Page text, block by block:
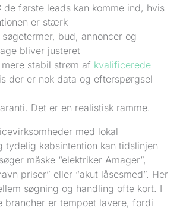
de første leads kan komme ind, hvis
er stærk
søgetermer, bud, annoncer og
bliver justeret
mere stabil strøm af kvalificerede
der er nok data og efterspørgsel
Det er en realistisk ramme.
med lokal
tydelig købsintention kan tidslinjen
måske “elektriker Amager”,
priser” eller “akut låsesmed”. Her
søgning og handling ofte kort. I
brancher er tempoet lavere, fordi